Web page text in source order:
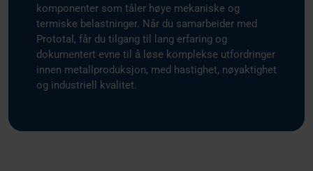
komponenter som tåler høye mekaniske og
termiske belastninger. Når du samarbeider med
Prototal, får du tilgang til lang erfaring og
dokumentert evne til å løse komplekse utfordringer
innen metallproduksjon, med hastighet, nøyaktighet
og industriell kvalitet.